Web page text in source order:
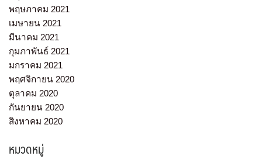
พฤษภาคม 2021
เมษายน 2021
มีนาคม 2021
กุมภาพันธ์ 2021
มกราคม 2021
พฤศจิกายน 2020
ตุลาคม 2020
กันยายน 2020
สิงหาคม 2020
หมวดหมู่